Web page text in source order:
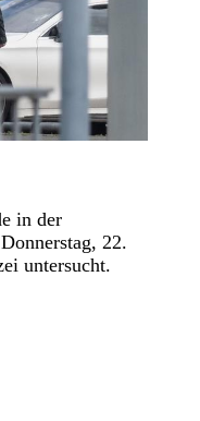
in der
22.
untersucht.